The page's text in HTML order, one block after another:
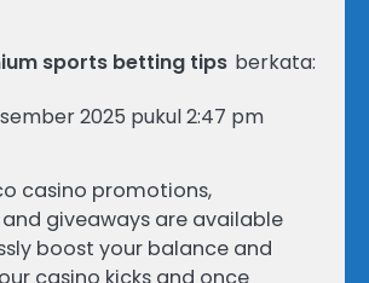
sports betting tips berkata:
2025 pukul 2:47 pm
casino promotions,
giveaways are available
boost your balance and
casino kicks and once